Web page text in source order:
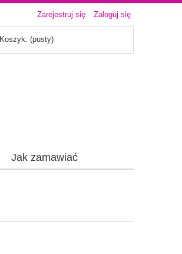
Zarejestruj się Zaloguj się
Koszyk: (pusty)
Jak zamawiać